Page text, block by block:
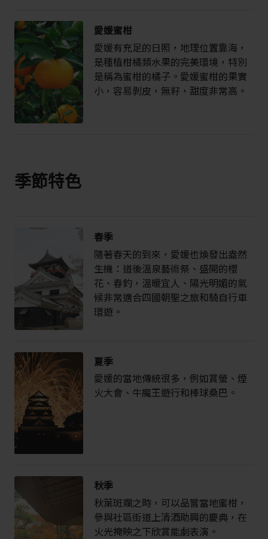
愛媛蜜柑
愛媛有充足的日照，地理位置靠海，
是種植柑橘類水果的完美環境，特別
是稱為蜜柑的橘子。愛媛蜜柑的果實
小，容易剝皮，無籽，甜度非常高。
季節特色
春季
隨著春天的到來，愛媛也煥發出盎然
生機：道後溫泉藝術祭、盛開的櫻
花、春釣，溫暖宜人、陽光明媚的氣
候非常適合四國朝聖之旅和騎自行車
環遊。
夏季
愛媛的當地傳統很多，例如賞螢、煙
火大會、牛魔王遊行和棒球桑巴。
秋季
秋葉斑斕之時，可以品嘗當地蜜柑，
參與社區街道上清酒助興的慶典，在
火光掩映之下欣賞能劇表演。